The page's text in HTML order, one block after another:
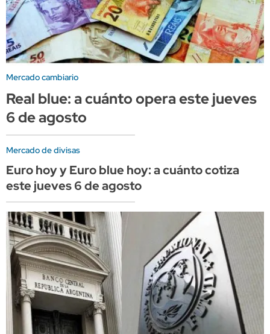
Mercado cambiario
Real blue: a cuánto opera este jueves
6 de agosto
Mercado de divisas
Euro hoy y Euro blue hoy: a cuánto cotiza
este jueves 6 de agosto